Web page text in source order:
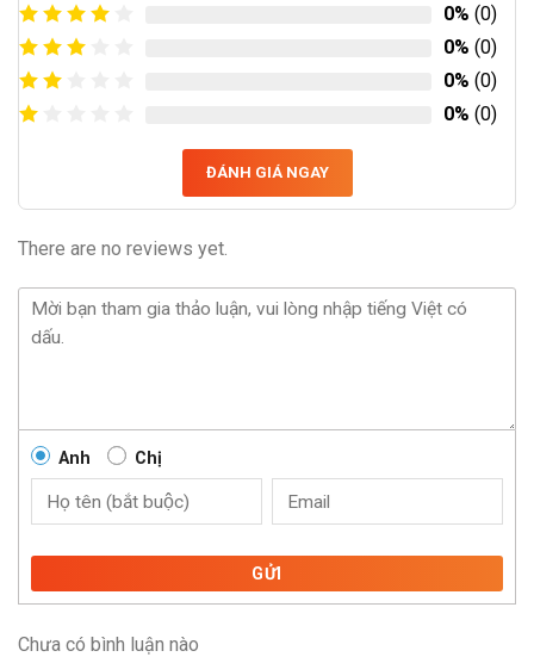
0% (0)
0% (0)
0% (0)
0% (0)
ĐÁNH GIÁ NGAY
There are no reviews yet.
Anh Chị
GỬI
Chưa có bình luận nào